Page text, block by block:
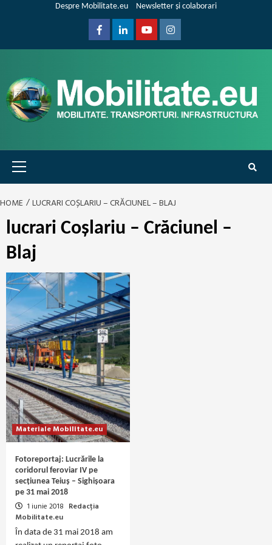
Despre Mobilitate.eu Newsletter și colaborari
FacebookLinkedinYoutubeInstagram
Primary
Menu
HOME LUCRARI COȘLARIU – CRĂCIUNEL – BLAJ
lucrari Coșlariu – Crăciunel –
Blaj
Materiale Mobilitate.eu
Fotoreportaj: Lucrările la
coridorul feroviar IV pe
secțiunea Teiuș – Sighișoara
pe 31 mai 2018
1 iunie 2018 Redacția
Mobilitate.eu
În data de 31 mai 2018 am